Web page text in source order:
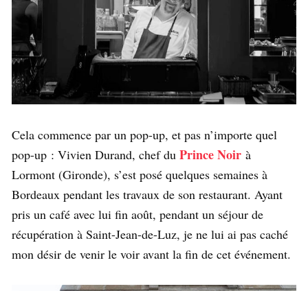
Cela commence par un pop-up, et pas n’importe quel
pop-up : Vivien Durand, chef du Prince Noir à
Lormont (Gironde), s’est posé quelques semaines à
Bordeaux pendant les travaux de son restaurant. Ayant
pris un café avec lui fin août, pendant un séjour de
récupération à Saint-Jean-de-Luz, je ne lui ai pas caché
mon désir de venir le voir avant la fin de cet événement.